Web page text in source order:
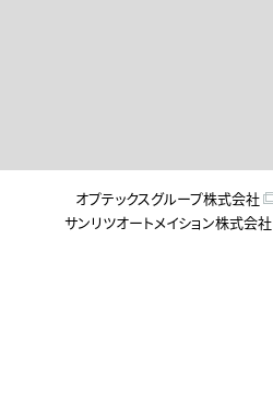
オプテックスグループ株式会社
サンリツオートメイション株式会社